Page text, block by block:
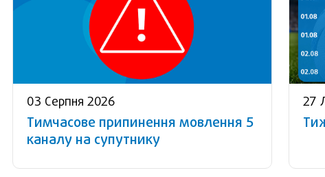
03 Серпня 2026
Тимчасове припинення мовлення 5
каналу на супутнику
27